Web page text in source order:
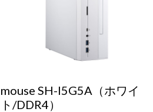
mouse SH-I5G5A（ホワイ
ト/DDR4）